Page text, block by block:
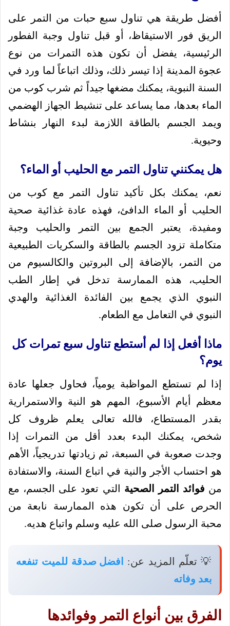
أفضل طريقة هي تناول سبع حبات من التمر على
الريق فور الاستيقاظ، أو قبل تناول وجبة الفطور
الرئيسية، يفضل أن تكون هذه التمرات من نوع
عجوة المدينة إذا تيسر ذلك، وذلك اتباعاً لما ورد في
السنة النبوية، يمكنك مضغها جيداً ثم شرب كوب من
الماء بعدها، مما يساعد على تنشيط الجهاز الهضمي
ويمد الجسم بالطاقة اللازمة لبدء النهار بنشاط
وحيوية.
هل يمكنني تناول التمر مع الحليب أو الماء؟
نعم، يمكنك بكل تأكيد تناول التمر مع كوب من
الحليب أو الماء الدافئ، فهذه عادة غذائية صحية
ومفيدة، يعتبر الجمع بين التمر والحليب وجبة
متكاملة تزود الجسم بالطاقة والسكريات الطبيعية
من التمر، بالإضافة إلى البروتين والكالسيوم من
الحليب، هذه الممارسة تدخل في إطار الطب
النبوي الذي يجمع بين الفائدة الغذائية والهدي
النبوي في التعامل مع الطعام.
ماذا أفعل إذا لم أستطع تناول سبع تمرات كل
يوم؟
إذا لم تستطع المواظبة يومياً، فحاول جعلها عادة
معظم أيام الأسبوع، المهم هو النية والاستمرارية
بقدر المستطاع، فالله تعالى يعلم ظروف كل
شخص، يمكنك البدء بعدد أقل من التمرات إذا
وجدت صعوبة في السبعة، ثم زيادتها تدريجياً، الأهم
هو احتساب الأجر والنية في اتباع السنة، والاستفادة
من فوائد التمر الصحية التي تعود على الجسم، مع
الحرص على أن تكون هذه الممارسة نابعة من
محبة الرسول صلى الله عليه وسلم واتباع هديه.
💡 تعلّم المزيد عن:
افضل صدقة للميت تنفعه
بعد وفاته
الفرق بين أنواع التمر وفوائدها